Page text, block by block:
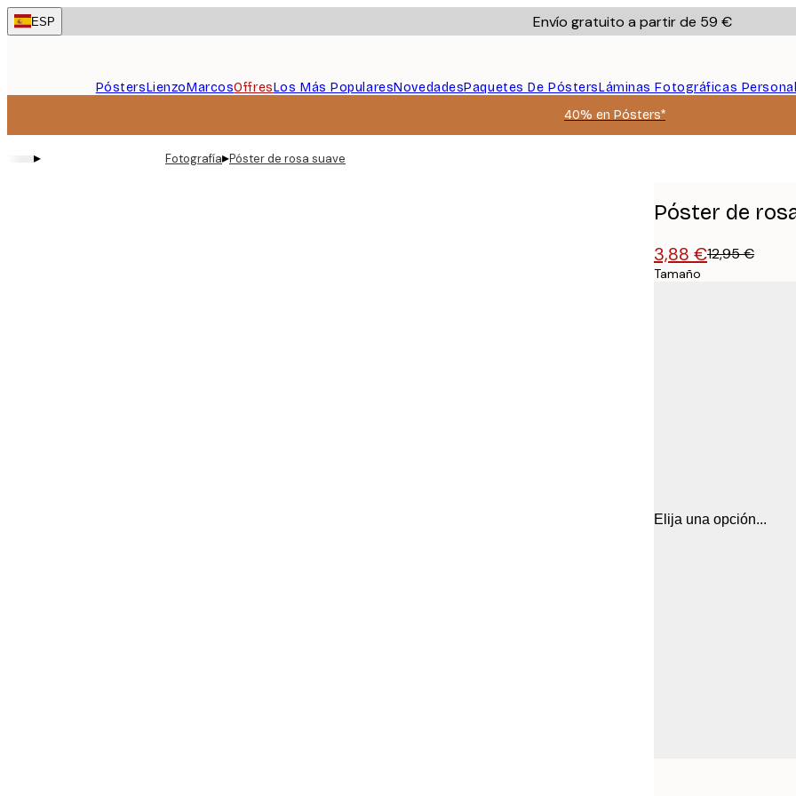
Skip
to
ESP Envío gratuito a partir de 59 €
PóstersLienzoMarcosOffresLos Más PopularesNovedadesPaquetes De PóstersLáminas Fotográficas
40% en Pósters*
▸ Fotografía▸Póster de rosa suave
Póster de
3,88 €12,95 €
Tamaño
Elija una opción...